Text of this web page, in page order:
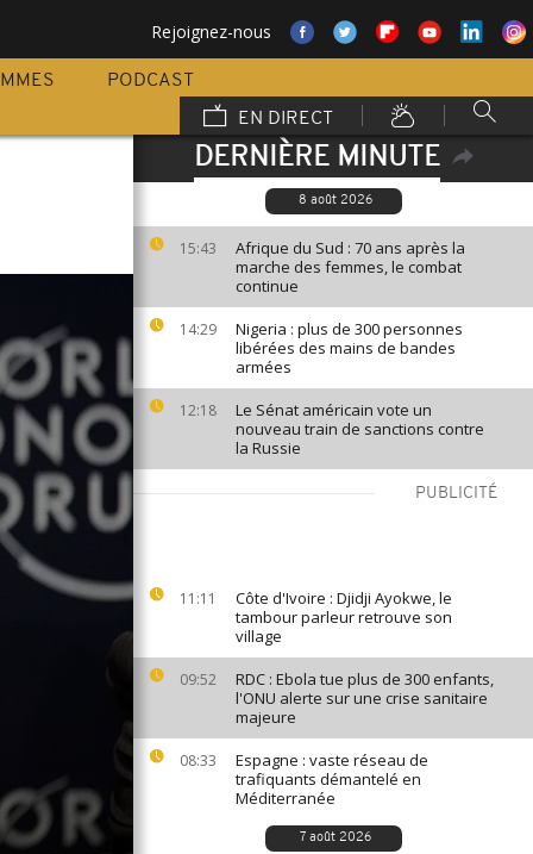
Rejoignez-nous
PODCAST
EN DIRECT
DERNIÈRE MINUTE
8 août 2026
15:43
Afrique du Sud : 70 ans après la
marche des femmes, le combat
continue
14:29
Nigeria : plus de 300 personnes
libérées des mains de bandes
armées
12:18
Le Sénat américain vote un
nouveau train de sanctions contre
la Russie
PUBLICITÉ
11:11
Côte d'Ivoire : Djidji Ayokwe, le
tambour parleur retrouve son
village
09:52
RDC : Ebola tue plus de 300 enfants,
l'ONU alerte sur une crise sanitaire
majeure
08:33
Espagne : vaste réseau de
trafiquants démantelé en
Méditerranée
7 août 2026